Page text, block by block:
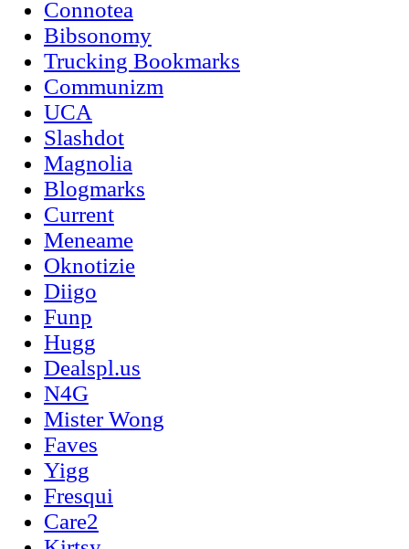
Connotea
Bibsonomy
Trucking Bookmarks
Communizm
UCA
Slashdot
Magnolia
Blogmarks
Current
Meneame
Oknotizie
Diigo
Funp
Hugg
Dealspl.us
N4G
Mister Wong
Faves
Yigg
Fresqui
Care2